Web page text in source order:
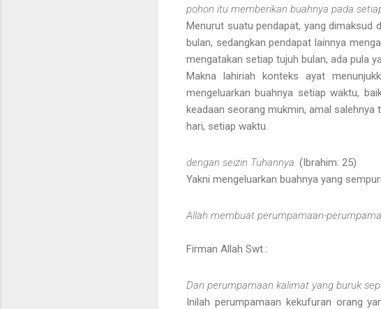
pohon itu memberikan buahnya pada
Menurut suatu pendapat, yang dimaksud
bulan, sedangkan pendapat lainnya
mengatakan setiap tujuh bulan, ada pula
Makna lahiriah konteks ayat
mengeluarkan buahnya setiap waktu,
keadaan seorang mukmin, amal
hari, setiap waktu.
dengan seizin Tuhannya. (Ibrahim: 25)
Yakni mengeluarkan buahnya yang
Allah membuat perumpamaan-
Firman Allah Swt.:
Dan perumpamaan kalimat yang buruk
Inilah perumpamaan kekufuran orang